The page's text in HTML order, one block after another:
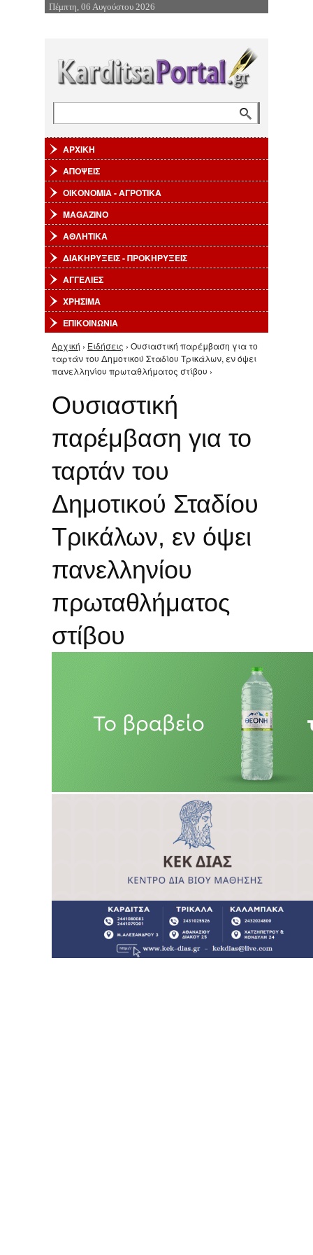
Επιστροφή στην Πλοήγηση
Πέμπτη, 06 Αυγούστου 2026
ΑΡΧΙΚΗ
ΑΠΟΨΕΙΣ
ΟΙΚΟΝΟΜΙΑ - ΑΓΡΟΤΙΚΑ
MAGAZINO
ΑΘΛΗΤΙΚΑ
ΔΙΑΚΗΡΥΞΕΙΣ - ΠΡΟΚΗΡΥΞΕΙΣ
ΑΓΓΕΛΙΕΣ
ΧΡΗΣΙΜΑ
ΕΠΙΚΟΙΝΩΝΙΑ
Είστε εδώ
Αρχική › Ειδήσεις › Ουσιαστική παρέμβαση για το
ταρτάν του Δημοτικού Σταδίου Τρικάλων, εν όψει
πανελληνίου πρωταθλήματος στίβου ›
Ουσιαστική
παρέμβαση για το
ταρτάν του
Δημοτικού Σταδίου
Τρικάλων, εν όψει
πανελληνίου
πρωταθλήματος
στίβου